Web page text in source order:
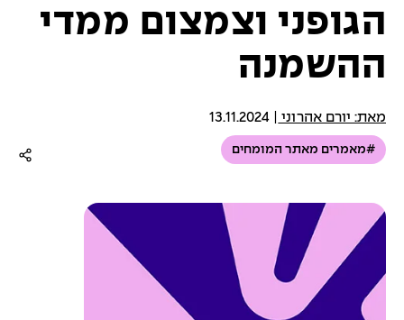
י
פ
הגופני וצמצום ממדי
ההשמנה
מאת: יורם אהרוני 13.11.2024
#מאמרים מאתר המומחים